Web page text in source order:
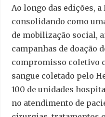
Ao longo das edições,
consolidando como
de mobilização social,
campanhas de doação
compromisso coletivo
sangue coletado pelo
100 de unidades
no atendimento de